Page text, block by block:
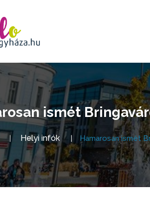
ismét
Helyi infók Hamarosan ismét